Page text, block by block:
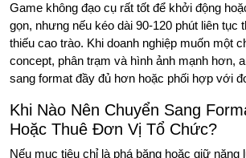
Game không đạo cụ rất tốt để khởi động
gọn, nhưng nếu kéo dài 90-120 phút liên tục
thiếu cao trào. Khi doanh nghiệp muốn một
concept, phân trạm và hình ảnh mạnh hơn,
sang format đầy đủ hơn hoặc phối hợp với
Khi Nào Nên Chuyển Sang
Hoặc Thuê Đơn Vị Tổ Chức?
Nếu mục tiêu chỉ là phá băng hoặc giữ năng